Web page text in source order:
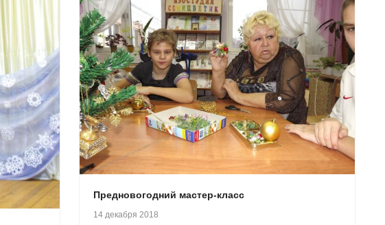
Предновогодний мастер-класс
14 декабря 2018